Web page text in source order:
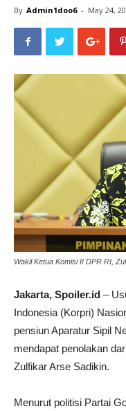
By Admin1doo6 - May 24,
Wakil Ketua Komisi II DPR RI,
Jakarta, Spoiler.id –
Indonesia (Korpri)
pensiun Aparatur Sipil
mendapat penolakan
Zulfikar Arse Sadikin.
Menurut politisi Partai